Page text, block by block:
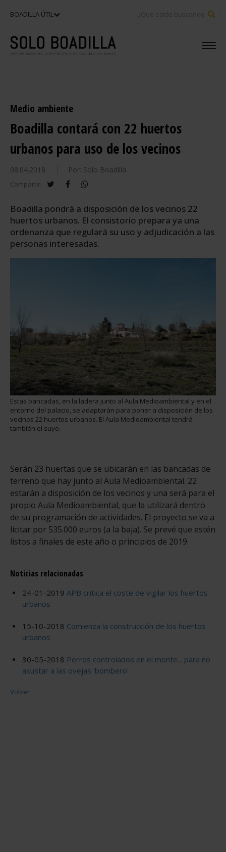
BOADILLA ÚTIL
Medio ambiente
Boadilla contará con 22 huertos
urbanos para uso de los vecinos
08.04.2018 Por: Solo Boadilla
Compartir: twitterfacebook
Boadilla pondrá a disposición de los vecinos 22
huertos urbanos. El consistorio prepara ya una
ordenanza que regulará su uso y adjudicación a las
personas interesadas.
Estas bancadas, en la ladera junto al Aula Medioambiental y en el
entorno del palacio, se adaptarán para poner a disposición de los
vecinos 22 huertos urbanos. El Aula Medioambiental tendrá
también el suyo.
Serán 23 huertas que se ubicarán en las bancadas de
terreno que hay junto al Aula Medioambiental. 22
estarán a disposición de los vecinos y una será para el
propio Aula Medioambiental, que la utilizará dentro
de su programación de actividades. El proyecto se va a
licitar por 535.000 euros (a la baja). Se prevé que estén
listos a finales de este año o principios de 2019.
Noticias relacionadas
24-01-2019 APB critica el coste de vigilar los huertos
urbanos
15-10-2018 Comienza la construcción de los huertos
urbanos
30-05-2018 Perros controlados en el monte... para no
asustar a las ovejas 'bombero'
Volver